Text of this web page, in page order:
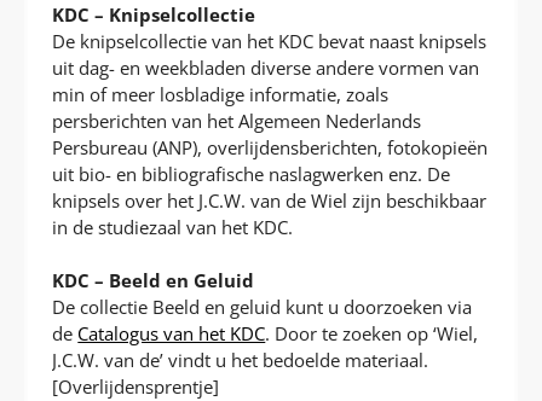
KDC – Knipselcollectie
De knipselcollectie van het KDC bevat naast knipsels
uit dag- en weekbladen diverse andere vormen van
min of meer losbladige informatie, zoals
persberichten van het Algemeen Nederlands
Persbureau (ANP), overlijdensberichten, fotokopieën
uit bio- en bibliografische naslagwerken enz. De
knipsels over het J.C.W. van de Wiel zijn beschikbaar
in de studiezaal van het KDC.
KDC – Beeld en Geluid
De collectie Beeld en geluid kunt u doorzoeken via
de Catalogus van het KDC. Door te zoeken op ‘Wiel,
J.C.W. van de’ vindt u het bedoelde materiaal.
[Overlijdensprentje]